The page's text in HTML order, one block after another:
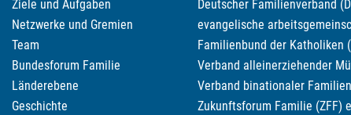
Ziele und Aufgaben
Netzwerke und Gremien
Team
Bundesforum Familie
Länderebene
Geschichte
Deutscher Familienverband
evangelische
Familienbund der Katholiken
Verband alleinerziehender
Verband binationaler
Zukunftsforum Familie (ZFF)